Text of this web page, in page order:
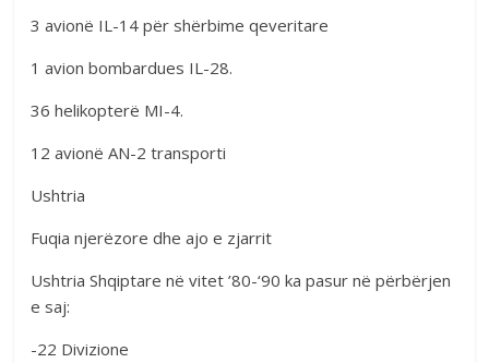
3 avionë IL-14 për shërbime qeveritare
1 avion bombardues IL-28.
36 helikopterë MI-4.
12 avionë AN-2 transporti
Ushtria
Fuqia njerëzore dhe ajo e zjarrit
Ushtria Shqiptare në vitet ’80-‘90 ka pasur në përbërjen
e saj:
-22 Divizione